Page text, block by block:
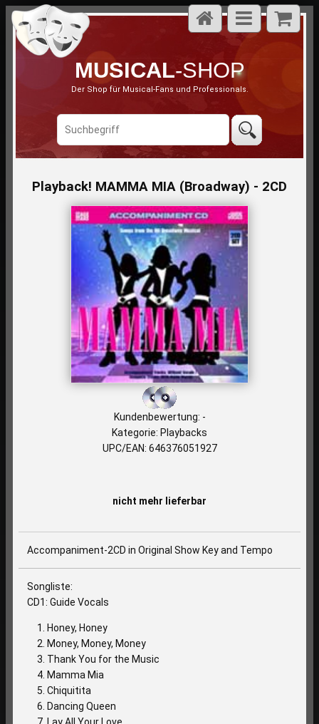
MUSICAL-SHOP
Der Shop für Musical-Fans und Professionals.
Playback! MAMMA MIA (Broadway) - 2CD
Kundenbewertung: -
Kategorie: Playbacks
UPC/EAN: 646376051927
nicht mehr lieferbar
Accompaniment-2CD in Original Show Key and Tempo
Songliste:
CD1: Guide Vocals
Honey, Honey
Money, Money, Money
Thank You for the Music
Mamma Mia
Chiquitita
Dancing Queen